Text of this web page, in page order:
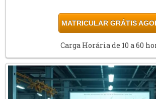
MATRICULAR GRÁTIS
Carga Horária de 10 a 60